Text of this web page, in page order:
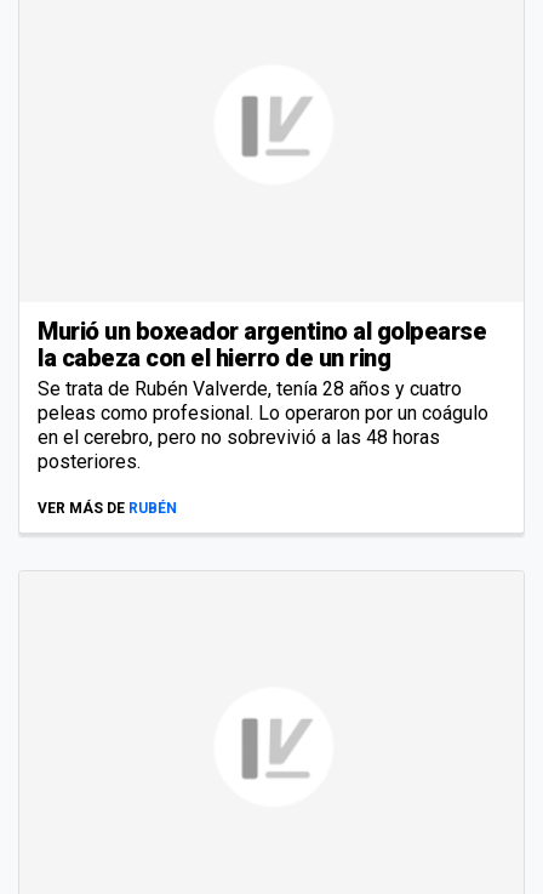
Murió un boxeador argentino al golpearse
la cabeza con el hierro de un ring
Se trata de Rubén Valverde, tenía 28 años y cuatro
peleas como profesional. Lo operaron por un coágulo
en el cerebro, pero no sobrevivió a las 48 horas
posteriores.
VER MÁS DE RUBÉN